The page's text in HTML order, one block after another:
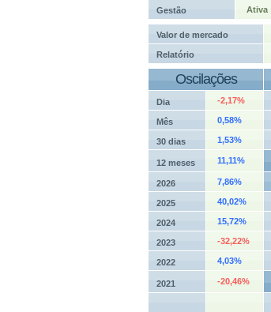
Gestão Ativa
Valor de mercado
Relatório
Oscilações
Dia -2,17%
Mês 0,58%
30 dias 1,53%
12 meses 11,11%
2026 7,86%
2025 40,02%
2024 15,72%
2023 -32,22%
2022 4,03%
2021 -20,46%